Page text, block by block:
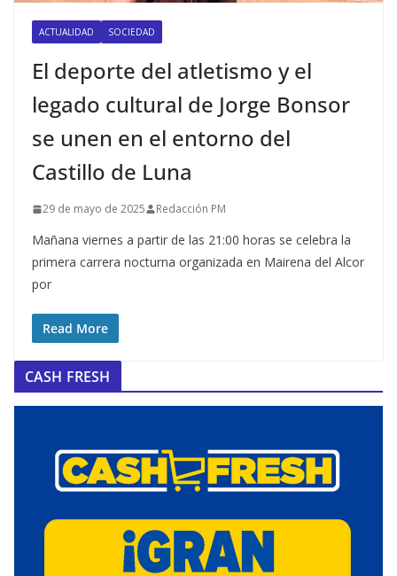
ACTUALIDAD SOCIEDAD
El deporte del atletismo y el
legado cultural de Jorge Bonsor
se unen en el entorno del
Castillo de Luna
29 de mayo de 2025 Redacción PM
Mañana viernes a partir de las 21:00 horas se celebra la
primera carrera nocturna organizada en Mairena del Alcor
por
Read More
CASH FRESH